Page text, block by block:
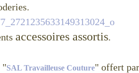
accessoires assortis.
"SAL Travailleuse Couture" offert